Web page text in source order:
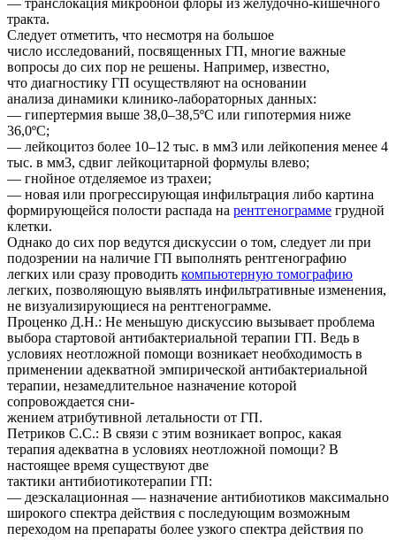
— транслокация микробной флоры из желудочно-кишечного
тракта.
Следует отметить, что несмотря на большое
число исследований, посвященных ГП, многие важные
вопросы до сих пор не решены. Например, известно,
что диагностику ГП осуществляют на основании
анализа динамики клинико-лабораторных данных:
— гипертермия выше 38,0–38,5ºС или гипотермия ниже
36,0ºС;
— лейкоцитоз более 10–12 тыс. в мм3 или лейкопения менее 4
тыс. в мм3, сдвиг лейкоцитарной формулы влево;
— гнойное отделяемое из трахеи;
— новая или прогрессирующая инфильтрация либо картина
формирующейся полости распада на рентгенограмме грудной
клетки.
Однако до сих пор ведутся дискуссии о том, следует ли при
подозрении на наличие ГП выполнять рентгенографию
легких или сразу проводить компьютерную томографию
легких, позволяющую выявлять инфильтративные изменения,
не визуализирующиеся на рентгенограмме.
Проценко Д.Н.: Не меньшую дискуссию вызывает проблема
выбора стартовой антибактериальной терапии ГП. Ведь в
условиях неотложной помощи возникает необходимость в
применении адекватной эмпирической антибактериальной
терапии, незамедлительное назначение которой
сопровождается сни-
жением атрибутивной летальности от ГП.
Петриков С.С.: В связи с этим возникает вопрос, какая
терапия адекватна в условиях неотложной помощи? В
настоящее время существуют две
тактики антибиотикотерапии ГП:
— деэскалационная — назначение антибиотиков максимально
широкого спектра действия с последующим возможным
переходом на препараты более узкого спектра действия по